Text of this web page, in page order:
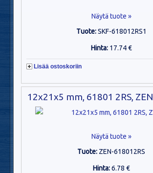
Näytä tuote »
Tuote:SKF-618012RS1
Hinta: 17.74 €
Lisää ostoskoriin
12x21x5 mm, 61801 2RS, ZEN
Näytä tuote »
Tuote: ZEN-618012RS
Hinta:6.78 €